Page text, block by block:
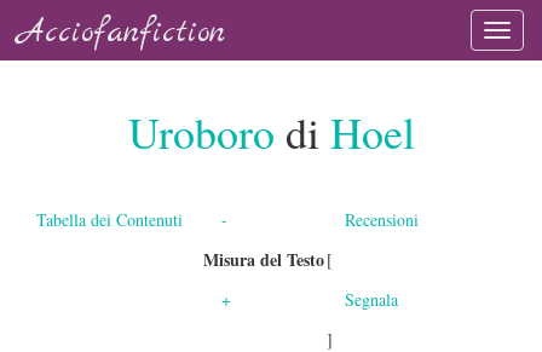
Acciofanfiction
Uroboro di Hoel
Tabella dei Contenuti -
Misura del Testo
+
Recensioni
[
Segnala
]